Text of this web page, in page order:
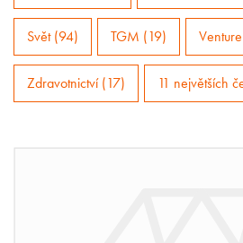
Svět (94) TGM (19)
Zdravotnictví (17) 11 největších